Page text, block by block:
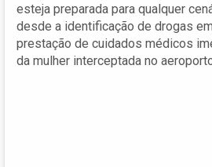
esteja preparada para qualquer
desde a identificação de drogas
prestação de cuidados médicos
da mulher interceptada no